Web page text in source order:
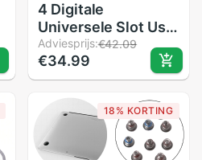
4 Digitale
Universele Slot Usb
Laptop Security
Cable Lock Voor
Computer
Adviesprijs:€42.09
€34.99
18% KORTING